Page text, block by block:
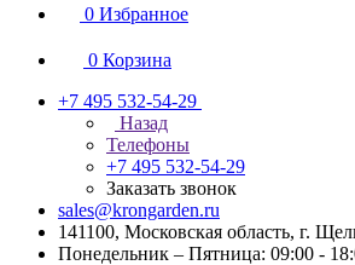
0 Избранное
0 Корзина
+7 495 532-54-29
Назад
Телефоны
+7 495 532-54-29
Заказать звонок
sales@krongarden.ru
141100, Московская область, г.
Понедельник – Пятница: 09:00 -